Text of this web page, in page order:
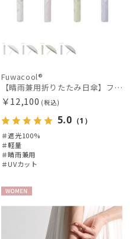
Fuwacool®
【晴雨兼用折りたたみ日傘】フワクール®ホワイト（Fuwacool® White）ボタニカルグリッター 遮光100 UV100
￥12,100 (税込)
5.0 （1）
＃遮光100%
＃軽量
＃晴雨兼用
＃UVカット